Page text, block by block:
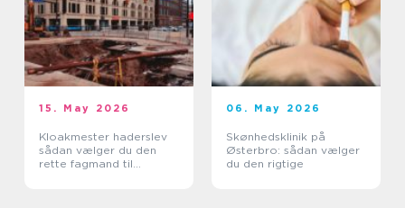
15. May 2026
Kloakmester haderslev
sådan vælger du den
rette fagmand til
06. May 2026
Skønhedsklinik på
Østerbro: sådan vælger
du den rigtige